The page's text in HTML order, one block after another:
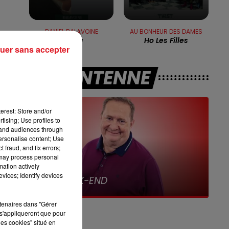
8h00 - 10h00
RDL WEEK-END
DANIEL BALAVOINE
L'aziza
AU BONHEUR DES DAMES
Ho Les Filles
A L'ANTENNE
Sur un Air d'accordéon
Store and/or
Use profiles to
audiences through
content; Use
fraud, and fix errors;
process personal
actively
Identify devices
dans "Gérer
que pour
cookies" situé en
sans accepter